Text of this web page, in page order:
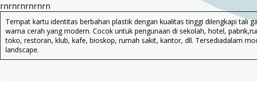
rnrnrnrnrnrn
Tempat kartu identitas berbahan plastik dengan kualitas tinggi dilengkapi tali
warna cerah yang modern. Cocok untuk pengunaan di sekolah, hotel,
toko, restoran, klub, kafe, bioskop, rumah sakit, kantor, dll. Tersediadalam
landscape.